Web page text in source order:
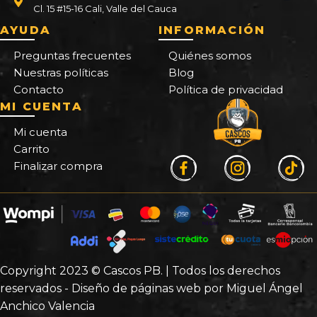
Cl. 15 #15-16 Cali, Valle del Cauca
AYUDA
Preguntas frecuentes
Nuestras políticas
Contacto
INFORMACIÓN
Quiénes somos
Blog
Política de privacidad
MI CUENTA
Mi cuenta
Carrito
Finalizar compra
Copyright 2023 © Cascos PB. | Todos los derechos
reservados - Diseño de páginas web por Miguel Ángel
Anchico Valencia